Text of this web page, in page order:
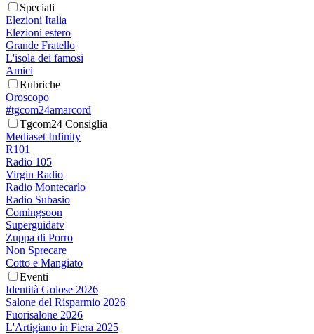
Speciali
Elezioni Italia
Elezioni estero
Grande Fratello
L'isola dei famosi
Amici
Rubriche
Oroscopo
#tgcom24amarcord
Tgcom24 Consiglia
Mediaset Infinity
R101
Radio 105
Virgin Radio
Radio Montecarlo
Radio Subasio
Comingsoon
Superguidatv
Zuppa di Porro
Non Sprecare
Cotto e Mangiato
Eventi
Identità Golose 2026
Salone del Risparmio 2026
Fuorisalone 2026
L'Artigiano in Fiera 2025